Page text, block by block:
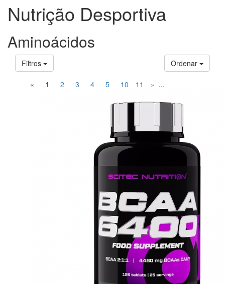
Nutrição Desportiva
Aminoácidos
Filtros Ordenar
« 1 2 3 4 5 ...
10 11 »